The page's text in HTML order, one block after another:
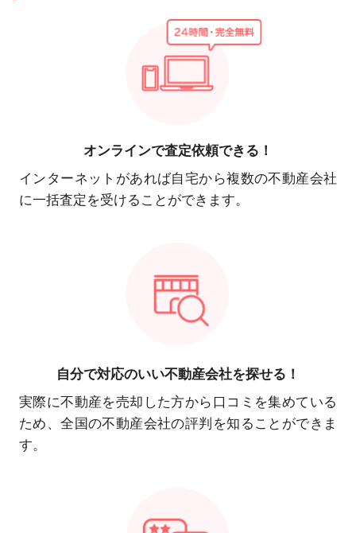
オンラインで査定依頼できる！
インターネットがあれば自宅から複数の不動産会社
に一括査定を受けることができます。
自分で対応のいい不動産会社を探せる！
実際に不動産を売却した方から口コミを集めている
ため、全国の不動産会社の評判を知ることができま
す。